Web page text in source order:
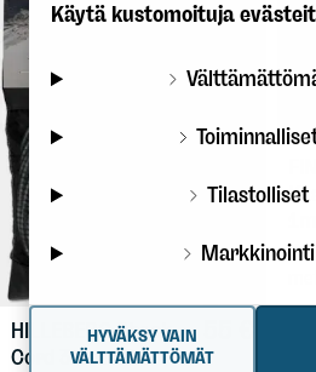
HILLEBERGShock
Cord 3mm 15m
Käytä kustomoituja
Tilastolliset
Markkinointi
HYVÄKSY VAIN
VÄLTTÄMÄTTÖMÄT